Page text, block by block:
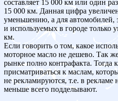
составляет 15 000 км или один
15 000 км. Данная цифра
уменьшению, а для автомобилей,
и используемых в городе только
км.
Если говорить о том, какое
моторное масло не дешево. Так
рынке полно контрафакта. Тогда
присматриваться к маслам,
не рекламируются, т.е. в
меньше всего подделывают.